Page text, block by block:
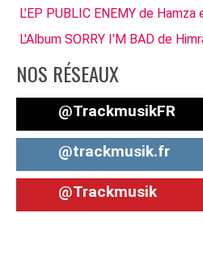
L'EP PUBLIC ENEMY de
L'Album SORRY I'M BAD de
NOS RÉSEAUX
@TrackmusikFR
@trackmusik.fr
@Trackmusik